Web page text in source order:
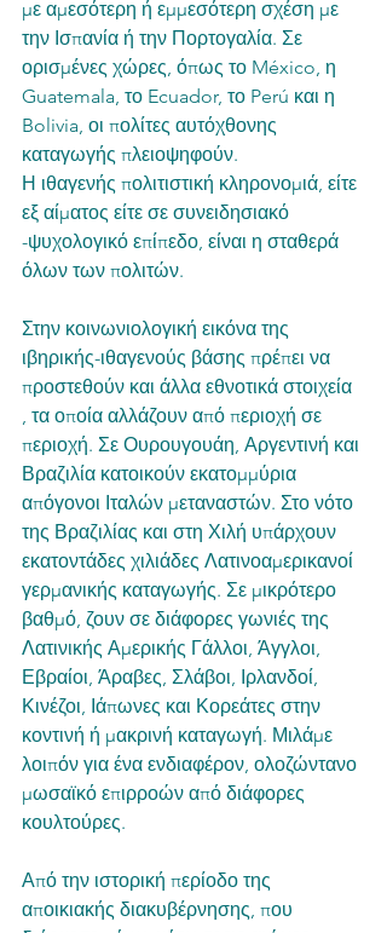
με αμεσότερη ή εμμεσότερη σχέση με
την Ισπανία ή την Πορτογαλία. Σε
ορισμένες χώρες, όπως το México, η
Guatemala, το Ecuador, το Perú και η
Bolivia, οι πολίτες αυτόχθονης
καταγωγής πλειοψηφούν.
Η ιθαγενής πολιτιστική κληρονομιά, είτε
εξ αίματος είτε σε συνειδησιακό
-ψυχολογικό επίπεδο, είναι η σταθερά
όλων των πολιτών.
Στην κοινωνιολογική εικόνα της
ιβηρικής-ιθαγενούς βάσης πρέπει να
προστεθούν και άλλα εθνοτικά στοιχεία
, τα οποία αλλάζουν από περιοχή σε
περιοχή. Σε Ουρουγουάη, Αργεντινή και
Βραζιλία κατοικούν εκατομμύρια
απόγονοι Ιταλών μεταναστών. Στο νότο
της Βραζιλίας και στη Χιλή υπάρχουν
εκατοντάδες χιλιάδες Λατινοαμερικανοί
γερμανικής καταγωγής. Σε μικρότερο
βαθμό, ζουν σε διάφορες γωνιές της
Λατινικής Αμερικής Γάλλοι, Άγγλοι,
Εβραίοι, Άραβες, Σλάβοι, Ιρλανδοί,
Κινέζοι, Ιάπωνες και Κορεάτες στην
κοντινή ή μακρινή καταγωγή. Μιλάμε
λοιπόν για ένα ενδιαφέρον, ολοζώντανο
μωσαϊκό επιρροών από διάφορες
κουλτούρες.
Από την ιστορική περίοδο της
αποικιακής διακυβέρνησης, που